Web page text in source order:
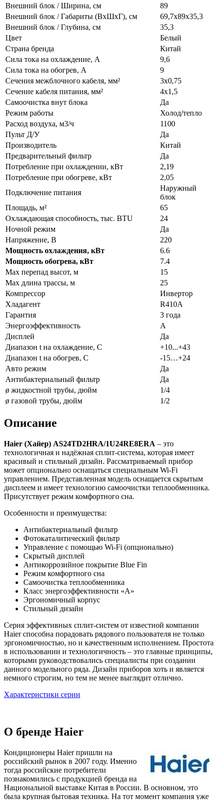
Внешний блок / Ширина, см
89
Внешний блок / Габариты (ВхШхГ), см
69,7х89х35,3
Внешний блок / Глубина, см
35,3
Цвет
Белый
Страна бренда
Китай
Сила тока на охлаждение, А
9,6
Сила тока на обогрев, А
9
Сечения межблочного кабеля, мм²
3х0,75
Сечение кабеля питания, мм²
4х1,5
Самоочистка внут блока
Да
Режим работы
Холод/тепло
Расход воздуха, м3/ч
1100
Пульт Д/У
Да
Производитель
Китай
Предварительный фильтр
Да
Потребление при охлаждении, кВт
2,19
Потребление при обогреве, кВт
2,05
Подключение питания
Наружный
блок
Площадь, м²
65
Охлаждающая способность, тыс. BTU
24
Ночной режим
Да
Напряжение, В
220
Мощность охлаждения, кВт
6.6
Мощность обогрева, кВт
7.4
Max перепад высот, м
15
Max длина трассы, м
25
Компрессор
Инвертор
Хладагент
R410A
Гарантия
3 года
Энергоэффективность
A
Дисплей
Да
Диапазон t на охлаждение, С
+10...+43
Диапазон t на обогрев, С
-15…+24
Авто режим
Да
Антибактериальный фильтр
Да
ø жидкостной трубы, дюйм
1/4
ø газовой трубы, дюйм
1/2
Описание
Haier (Хайер) AS24TD2HRA/1U24RE8ERA – это
технологичная и надёжная сплит-система, которая имеет
красивый и стильный дизайн. Рассматриваемый прибор
может опционально оснащаться специальным Wi-Fi
управлением. Представленная модель оснащается скрытым
дисплеем и имеет технологию самоочистки теплообменника.
Присутствует режим комфортного сна.
Особенности и преимущества:
Антибактериальный фильтр
Фотокаталитический фильтр
Управление с помощью Wi-Fi (опционально)
Скрытый дисплей
Антикоррозийное покрытие Blue Fin
Режим комфортного сна
Самоочистка теплообменника
Класс энергоэффективности «А»
Эргономичный корпус
Стильный дизайн
Серия эффективных сплит-систем от известной компании
Haier способна порадовать рядового пользователя не только
эргономичностью, но и качественным исполнением. Простота
в использовании и технологичность – это главные принципы,
которыми руководствовались специалисты при создании
данного модельного ряда. Дизайн приборов хоть и является
немного строгим, но тем не менее выглядит отлично.
Характеристики серии
О бренде Haier
Кондиционеры Haier пришли на
российский рынок в 2007 году. Именно
тогда российские потребители
познакомились с продукцией бренда на
Национальной выставке Китая в России. В основном, это
была крупная бытовая техника. На тот момент компания уже